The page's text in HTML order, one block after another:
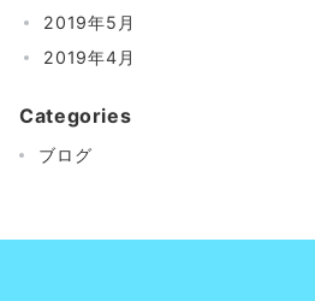
2019年5月
2019年4月
Categories
ブログ